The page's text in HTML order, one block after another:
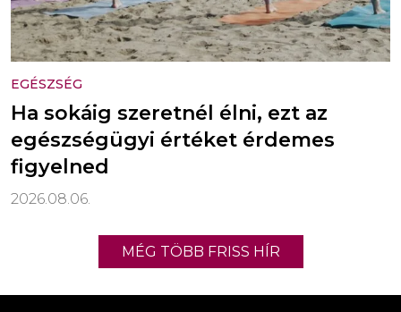
EGÉSZSÉG
Ha sokáig szeretnél élni, ezt az
egészségügyi értéket érdemes
figyelned
2026.08.06.
MÉG TÖBB FRISS HÍR